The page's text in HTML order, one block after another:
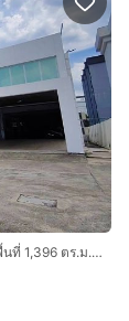
ประชาชน
ให้เช่าสำนักงานพร้อมคลังสินค้าครบวงจร ซ.ลาดพร้าว 124 พื้นที่ 1,396 ตร.ม. ที่จอดรถกว่า 40 คัน รถใหญ่เข้าได้